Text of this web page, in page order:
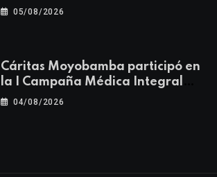
del 11 al 17 de noviembre
05/08/2026
Cáritas Moyobamba participó en
la I Campaña Médica Integral
Gratuita llevando salud y
04/08/2026